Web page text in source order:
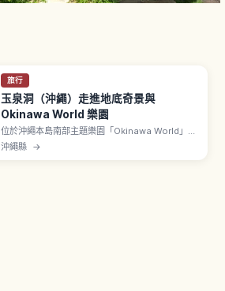
旅行
玉泉洞（沖繩）走進地底奇景與
Okinawa World 樂園
位於沖繩本島南部主題樂園「Okinawa World」內
的玉泉洞，是全長超過5公里、其中約890公尺對
沖繩縣 →